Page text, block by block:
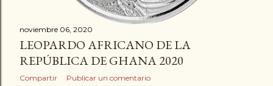
noviembre 06, 2020
LEOPARDO AFRICANO DE LA
REPÚBLICA DE GHANA 2020
Compartir Publicar un comentario